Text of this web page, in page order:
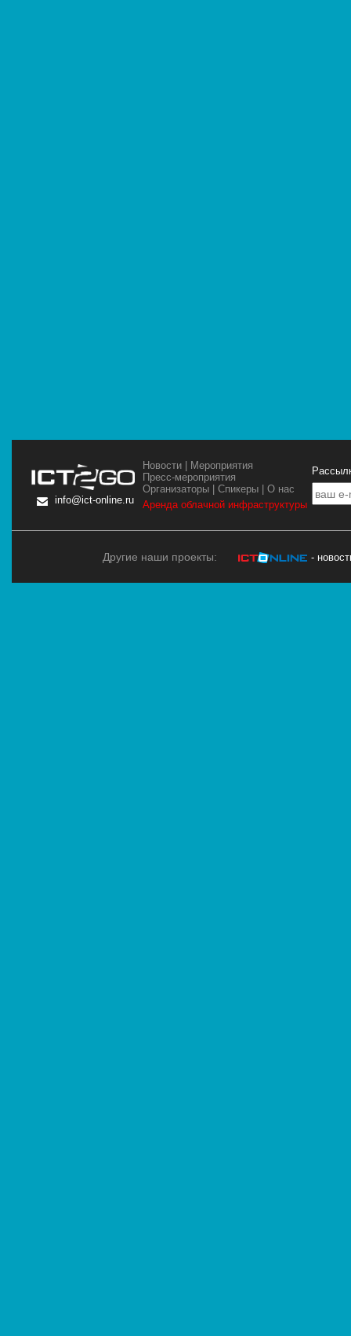
info@ict-online.ru
Новости
Мероприятия
Пресс-мероприятия
Организаторы |Спикеры |О нас
Аренда облачной инфраструктуры
Другие наши проекты: -